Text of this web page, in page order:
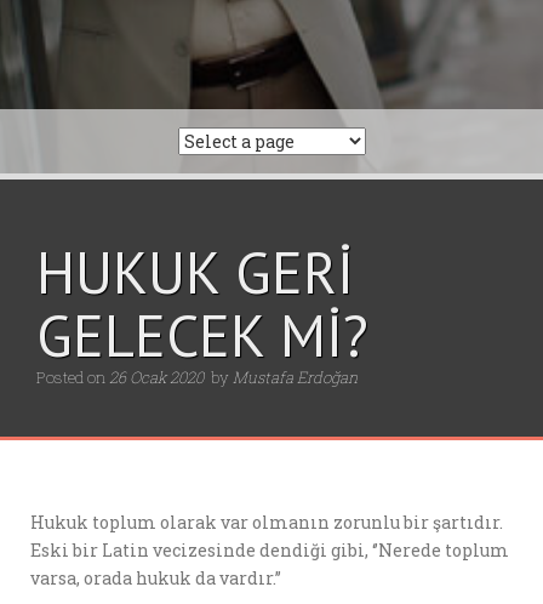
HUKUK GERİ
GELECEK Mİ?
Posted on 26 Ocak 2020 by Mustafa Erdoğan
Hukuk toplum olarak var olmanın zorunlu bir şartıdır.
Eski bir Latin vecizesinde dendiği gibi, ‘’Nerede toplum
varsa, orada hukuk da vardır.’’